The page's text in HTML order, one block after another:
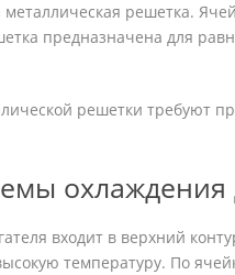
решетка.
предназначена для
решетки требуют
охлаждения
входит в верхний
температуру. По